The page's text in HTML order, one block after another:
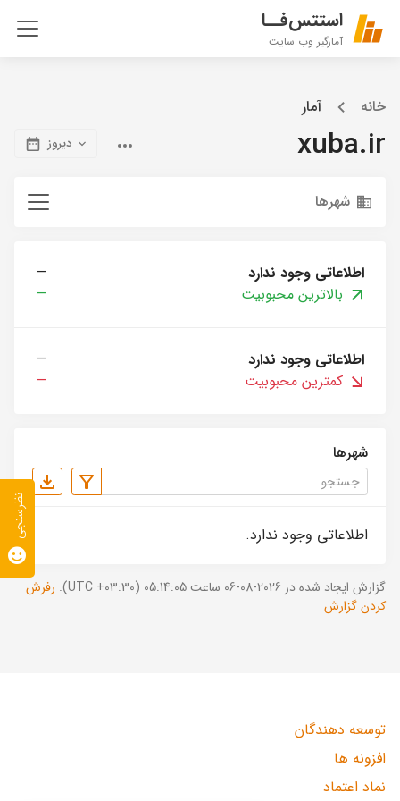
استتس‌فــا
آمارگیر وب سایت
خانه آمار
xuba.ir دیروز
شهرها
اطلاعاتی وجود ندارد
—
بالاترین محبوبیت
—
اطلاعاتی وجود ندارد
—
کمترین محبوبیت
—
شهرها
اطلاعاتی وجود ندارد.
گزارش ایجاد شده در 2026-08-06 ساعت 05:14:05 (UTC +03:30).
رفرش
کردن گزارش
توسعه دهندگان
افزونه ها
نماد اعتماد
نظرسنجی